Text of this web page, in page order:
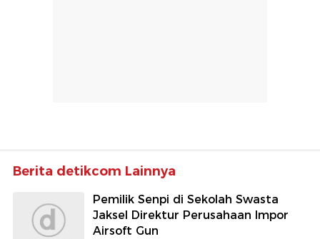
Berita detikcom Lainnya
Pemilik Senpi di Sekolah Swasta
Jaksel Direktur Perusahaan Impor
Airsoft Gun